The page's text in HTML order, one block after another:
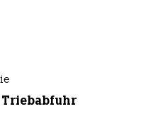
Triebabfuhr